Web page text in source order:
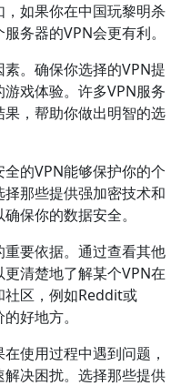
如果你在中国玩黎明杀
务器的VPN会更有利。
。确保你选择的VPN提
戏体验。许多VPN服务
，帮助你做出明智的选
的VPN能够保护你的个
那些提供强加密技术和
保你的数据安全。
要依据。通过查看其他
清楚地了解某个VPN在
社区，例如Reddit或
好地方。
使用过程中遇到问题，
决困扰。选择那些提供